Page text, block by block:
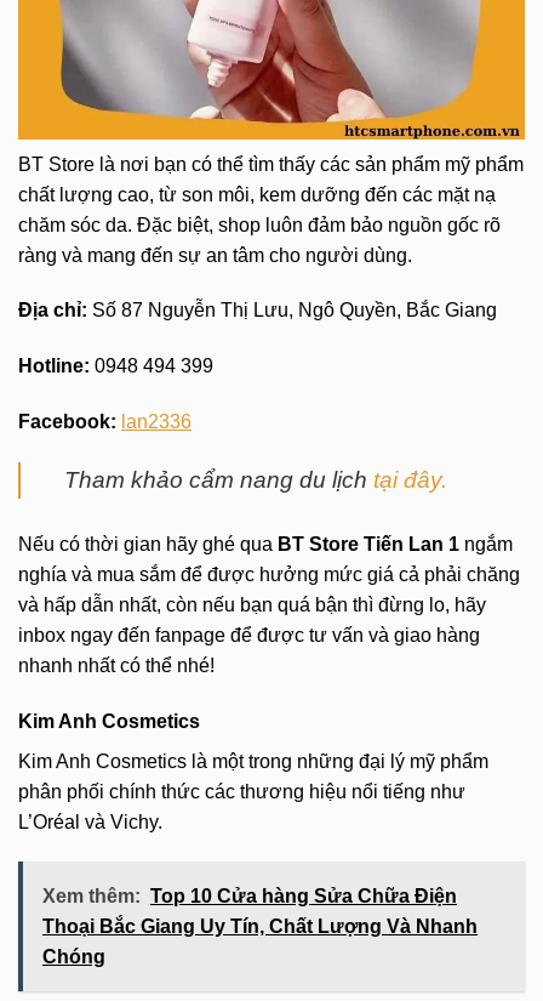
BT Store là nơi bạn có thể tìm thấy các sản phẩm mỹ phẩm
chất lượng cao, từ son môi, kem dưỡng đến các mặt nạ
chăm sóc da. Đặc biệt, shop luôn đảm bảo nguồn gốc rõ
ràng và mang đến sự an tâm cho người dùng.
Địa chỉ: Số 87 Nguyễn Thị Lưu, Ngô Quyền, Bắc Giang
Hotline: 0948 494 399
Facebook: lan2336
Tham khảo cẩm nang du lịch tại đây.
Nếu có thời gian hãy ghé qua BT Store Tiến Lan 1 ngắm
nghía và mua sắm để được hưởng mức giá cả phải chăng
và hấp dẫn nhất, còn nếu bạn quá bận thì đừng lo, hãy
inbox ngay đến fanpage để được tư vấn và giao hàng
nhanh nhất có thể nhé!
Kim Anh Cosmetics
Kim Anh Cosmetics là một trong những đại lý mỹ phẩm
phân phối chính thức các thương hiệu nổi tiếng như
L’Oréal và Vichy.
Xem thêm: Top 10 Cửa hàng Sửa Chữa Điện
Thoại Bắc Giang Uy Tín, Chất Lượng Và Nhanh
Chóng